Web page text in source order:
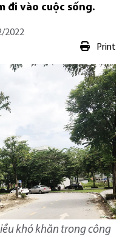
đi vào cuộc sống.
2022
Print
khó khăn trong công